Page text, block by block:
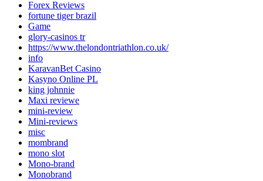
Forex Reviews
fortune tiger brazil
Game
glory-casinos tr
https://www.thelondontriathlon.co.uk/
info
KaravanBet Casino
Kasyno Online PL
king johnnie
Maxi reviewe
mini-review
Mini-reviews
misc
mombrand
mono slot
Mono-brand
Monobrand